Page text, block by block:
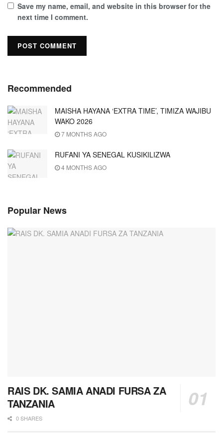
Save my name, email, and website in this browser for the
next time I comment.
Recommended
MAISHA HAYANA ‘EXTRA TIME’, TIMIZA WAJIBU
WAKO 2026
7 MONTHS AGO
RUFANI YA SENEGAL KUSIKILIZWA
4 MONTHS AGO
Popular News
RAIS DK. SAMIA ANADI FURSA ZA
TANZANIA
0 SHARES